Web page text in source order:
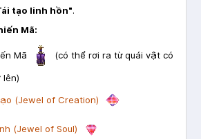
tạo linh hồn".
Mã:
Mã (có thể rơi ra từ quái vật có
lên)
(Jewel of Creation)
(Jewel of Soul)